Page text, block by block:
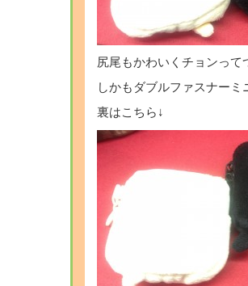
尻尾もかわいくチョンって
しかもダブルファスナーミ
裏はこちら↓